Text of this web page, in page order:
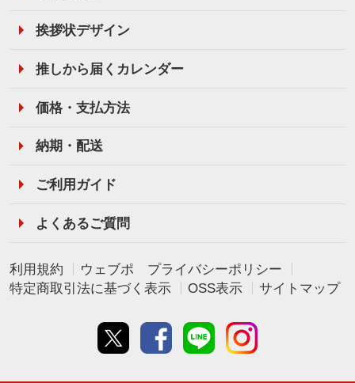
挨拶状デザイン
推しから届くカレンダー
価格・支払方法
納期・配送
ご利用ガイド
よくあるご質問
利用規約
ウェブポ プライバシーポリシー
特定商取引法に基づく表示
OSS表示 サイトマップ
Twitter Facebookline